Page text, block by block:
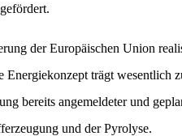
der Europäischen Union
Energiekonzept trägt
bereits angemeldeter und
und der Pyrolyse.